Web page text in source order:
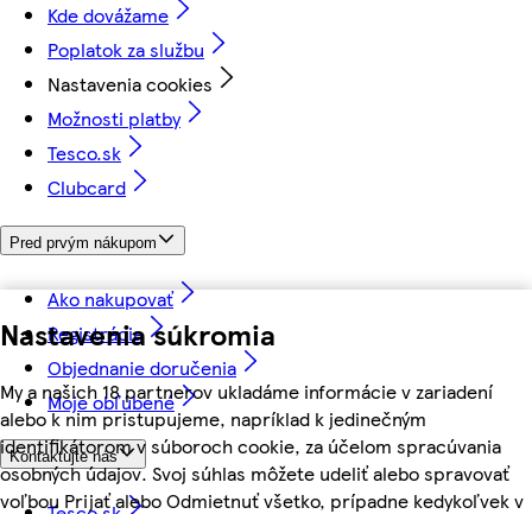
Nastavenia súkromia
My a našich 18 partnerov ukladáme informácie v zariadení
alebo k nim pristupujeme, napríklad k jedinečným
identifikátorom v súboroch cookie, za účelom spracúvania
osobných údajov. Svoj súhlas môžete udeliť alebo spravovať
voľbou Prijať alebo Odmietnuť všetko, prípadne kedykoľvek v
Kde dovážame
Poplatok za službu
Nastavenia cookies
Možnosti platby
Tesco.sk
Clubcard
Pred prvým nákupom
Ako nakupovať
Registrácia
Objednanie doručenia
Moje obľúbené
Kontaktujte nás